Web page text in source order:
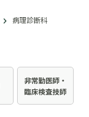
病理診断科
非常勤医師・
臨床検査技師